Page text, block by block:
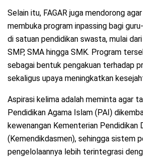
Selain itu, FAGAR juga mendorong
membuka program inpassing bagi
di satuan pendidikan swasta, mulai dari
SMP, SMA hingga SMK. Program
sebagai bentuk pengakuan terhadap
sekaligus upaya meningkatkan
Aspirasi kelima adalah meminta agar
Pendidikan Agama Islam (PAI)
kewenangan Kementerian Pendidikan
(Kemendikdasmen), sehingga sistem
pengelolaannya lebih terintegrasi